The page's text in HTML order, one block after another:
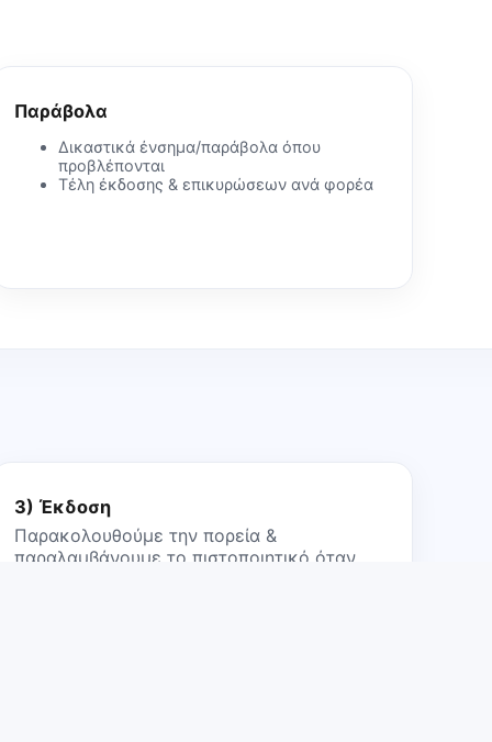
Παράβολα
Δικαστικά ένσημα/παράβολα όπου
προβλέπονται
Τέλη έκδοσης & επικυρώσεων ανά φορέα
3) Έκδοση
Παρακολουθούμε την πορεία &
παραλαμβάνουμε το πιστοποιητικό όταν